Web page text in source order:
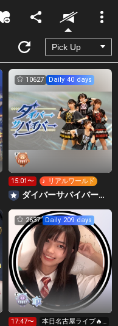
Unmute
10627 Daily 40 days
15:01〜 ♪ リアルワールド
‪ダイバーサバイバー【公式】
2637 Daily 209 days
17:47〜
本日名古屋ライブ🔥